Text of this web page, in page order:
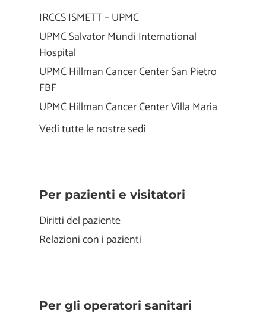
IRCCS ISMETT – UPMC
UPMC Salvator Mundi International
Hospital
UPMC Hillman Cancer Center San Pietro
FBF
UPMC Hillman Cancer Center Villa Maria
Vedi tutte le nostre sedi
Per pazienti e visitatori
Diritti del paziente
Relazioni con i pazienti
Per gli operatori sanitari